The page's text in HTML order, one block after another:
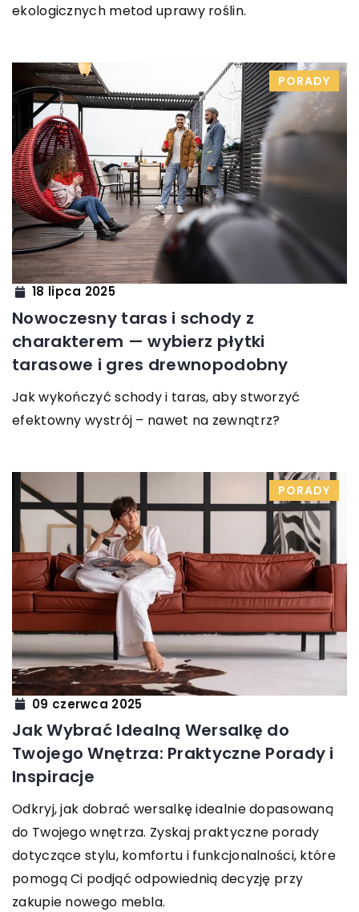
ekologicznych metod uprawy roślin.
PORADY
18 lipca 2025
Nowoczesny taras i schody z
charakterem — wybierz płytki
tarasowe i gres drewnopodobny
Jak wykończyć schody i taras, aby stworzyć
efektowny wystrój – nawet na zewnątrz?
PORADY
09 czerwca 2025
Jak Wybrać Idealną Wersalkę do
Twojego Wnętrza: Praktyczne Porady i
Inspiracje
Odkryj, jak dobrać wersalkę idealnie dopasowaną
do Twojego wnętrza. Zyskaj praktyczne porady
dotyczące stylu, komfortu i funkcjonalności, które
pomogą Ci podjąć odpowiednią decyzję przy
zakupie nowego mebla.